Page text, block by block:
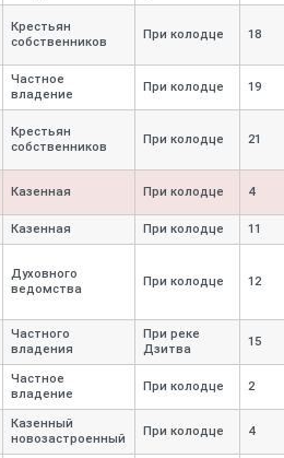
Крестьян
собственников
При колодце 18
Частное
владение
При колодце 19
Крестьян
собственников
При колодце 21
Казенная При колодце 4
Казенная При колодце 11
Духовного
ведомства
При колодце 12
Частного
владения
При реке
Дзитва
15
Частное
владение
При колодце 2
Казенный
новозастроенный
При колодце 4